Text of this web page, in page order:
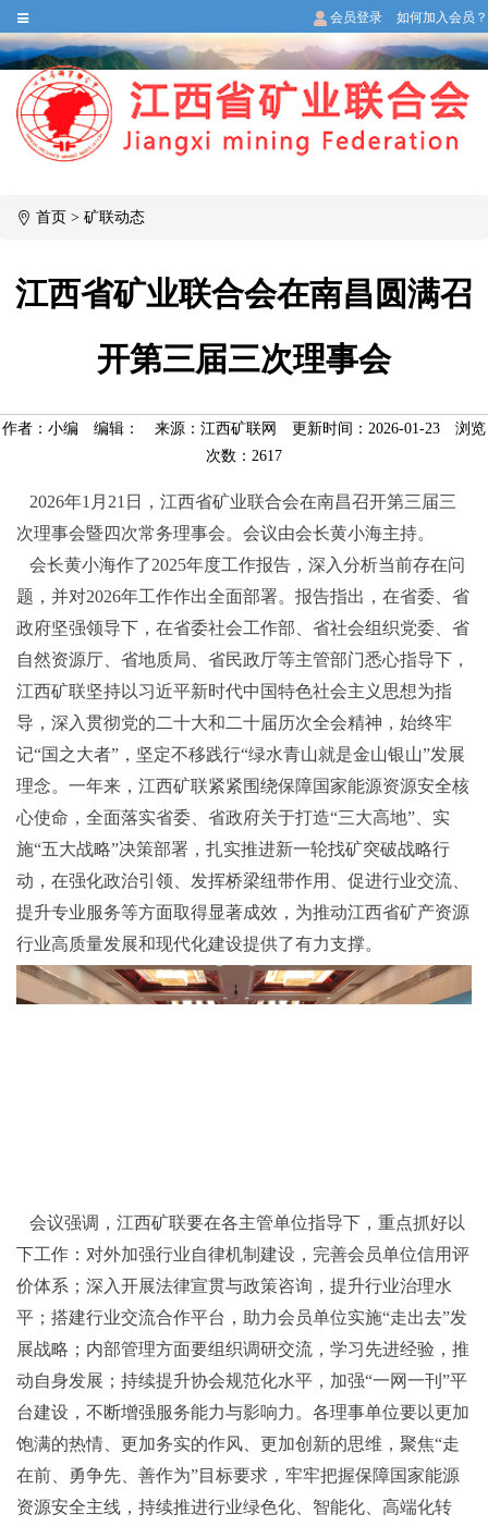
会员登录 如何加入会员？
首页 > 矿联动态
江西省矿业联合会在南昌圆满召
开第三届三次理事会
作者：小编 编辑： 来源：江西矿联网 更新时间：2026-01-23
浏览
次数： 2617
2026年1月21日，江西省矿业联合会在南昌召开第三届三
次理事会暨四次常务理事会。会议由会长黄小海主持。
会长黄小海作了2025年度工作报告，深入分析当前存在问
题，并对2026年工作作出全面部署。报告指出，在省委、省
政府坚强领导下，在省委社会工作部、省社会组织党委、省
自然资源厅、省地质局、省民政厅等主管部门悉心指导下，
江西矿联坚持以习近平新时代中国特色社会主义思想为指
导，深入贯彻党的二十大和二十届历次全会精神，始终牢
记“国之大者”，坚定不移践行“绿水青山就是金山银山”发展
理念。一年来，江西矿联紧紧围绕保障国家能源资源安全核
心使命，全面落实省委、省政府关于打造“三大高地”、实
施“五大战略”决策部署，扎实推进新一轮找矿突破战略行
动，在强化政治引领、发挥桥梁纽带作用、促进行业交流、
提升专业服务等方面取得显著成效，为推动江西省矿产资源
行业高质量发展和现代化建设提供了有力支撑。
会议强调，江西矿联要在各主管单位指导下，重点抓好以
下工作：对外加强行业自律机制建设，完善会员单位信用评
价体系；深入开展法律宣贯与政策咨询，提升行业治理水
平；搭建行业交流合作平台，助力会员单位实施“走出去”发
展战略；内部管理方面要组织调研交流，学习先进经验，推
动自身发展；持续提升协会规范化水平，加强“一网一刊”平
台建设，不断增强服务能力与影响力。各理事单位要以更加
饱满的热情、更加务实的作风、更加创新的思维，聚焦“走
在前、勇争先、善作为”目标要求，牢牢把握保障国家能源
资源安全主线，持续推进行业绿色化、智能化、高端化转